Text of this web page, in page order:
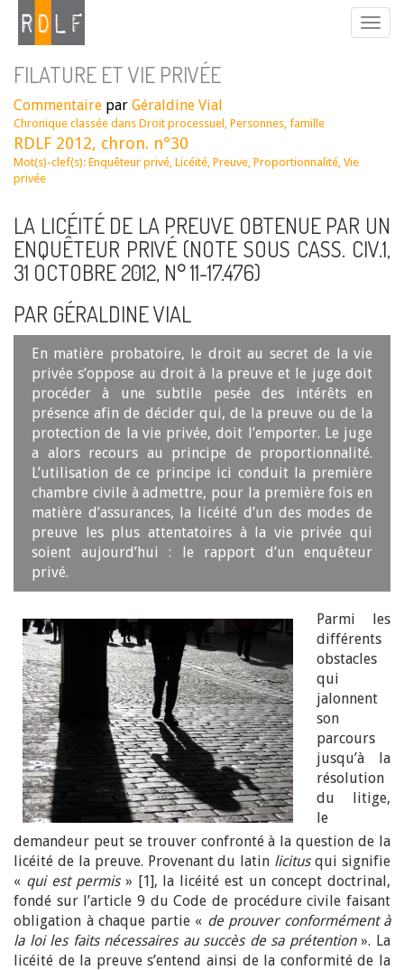
FILATURE ET VIE PRIVÉE
Commentaire par Géraldine Vial
Chronique classée dans Droit processuel , Personnes, famille
RDLF 2012, chron. n°30
Mot(s)-clef(s): Enquêteur privé, Licéité, Preuve, Proportionnalité, Vie
privée
LA LICÉITÉ DE LA PREUVE OBTENUE PAR UN
ENQUÊTEUR PRIVÉ (NOTE SOUS CASS. CIV.1,
31 OCTOBRE 2012, N° 11-17.476)
PAR GÉRALDINE VIAL
En matière probatoire, le droit au secret de la vie
privée s’oppose au droit à la preuve et le juge doit
procéder à une subtile pesée des intérêts en
présence afin de décider qui, de la preuve ou de la
protection de la vie privée, doit l’emporter. Le juge
a alors recours au principe de proportionnalité.
L’utilisation de ce principe ici conduit la première
chambre civile à admettre, pour la première fois en
matière d’assurances, la licéité d’un des modes de
preuve les plus attentatoires à la vie privée qui
soient aujourd’hui : le rapport d’un enquêteur
privé.
Parmi les
différents
obstacles
qui
jalonnent
son
parcours
jusqu’à la
résolution
du litige,
le
demandeur peut se trouver confronté à la question de la
licéité de la preuve. Provenant du latin licitusqui signifie
« qui est permis» [1], la licéité est un concept doctrinal,
fondé sur l’article 9 du Code de procédure civile faisant
obligation à chaque partie « de prouver conformément à
la loi les faits nécessaires au succès de sa prétention». La
licéité de la preuve s’entend ainsi de la conformité de la